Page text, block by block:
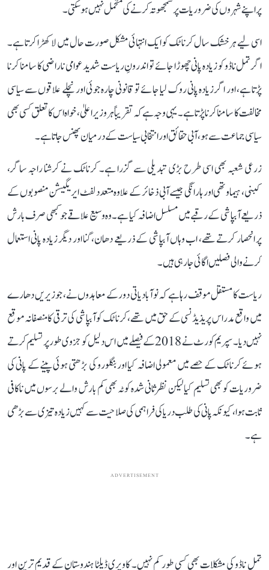
پر اپنے شہروں کی ضروریات پر سمجھوتہ کرنے کی متحمل نہیں ہو سکتی۔
اسی لیے ہر خشک سال کرناٹک کو ایک انتہائی مشکل صورت حال میں لا کھڑا کرتا ہے۔
اگر تمل ناڈو کو زیادہ پانی چھوڑا جائے تو اندرونِ ریاست شدید عوامی ناراضی کا سامنا کرنا
پڑتا ہے، اور اگر زیادہ پانی روک لیا جائے تو قانونی چارہ جوئی اور نچلے علاقوں سے سیاسی
مخالفت کا سامنا کرنا پڑتا ہے۔ یہی وجہ ہے کہ تقریباً ہر وزیر اعلیٰ، خواہ اس کا تعلق کسی بھی
سیاسی جماعت سے ہو، آبی حقائق اور انتخابی سیاست کے درمیان پھنس جاتا ہے۔
زرعی شعبہ بھی اسی طرح بڑی تبدیلی سے گزرا ہے۔ کرناٹک نے کرشنا راجہ ساگر،
کبنی، ہیماوتھی اور ہارانگی جیسے آبی ذخائر کے علاوہ متعدد لفٹ ایریگیشن منصوبوں کے
ذریعے آبپاشی کے رقبے میں مسلسل اضافہ کیا ہے۔ وہ وسیع علاقے جو کبھی صرف بارش
پر انحصار کرتے تھے، اب وہاں آبپاشی کے ذریعے دھان، گنا اور دیگر زیادہ پانی استعمال
کرنے والی فصلیں اگائی جا رہی ہیں۔
ریاست کا مستقل موقف رہا ہے کہ نوآبادیاتی دور کے معاہدوں نے، جو زیریں دھارے
میں واقع مدراس پریذیڈنسی کے حق میں تھے، کرناٹک کو آبپاشی کی ترقی کا منصفانہ موقع
نہیں دیا۔ سپریم کورٹ نے 2018 کے فیصلے میں اس دلیل کو جزوی طور پر تسلیم کرتے
ہوئے کرناٹک کے حصے میں معمولی اضافہ کیا اور بنگلورو کی بڑھتی ہوئی پینے کے پانی کی
ضروریات کو بھی تسلیم کیا لیکن نظرثانی شدہ کوٹہ بھی کم بارش والے برسوں میں ناکافی
ثابت ہوا، کیونکہ پانی کی طلب دریا کی فراہمی کی صلاحیت سے کہیں زیادہ تیزی سے بڑھی
ہے۔
ADVERTISEMENT
تمل ناڈو کی مشکلات بھی کسی طور کم نہیں۔ کاویری ڈیلٹا ہندوستان کے قدیم ترین اور